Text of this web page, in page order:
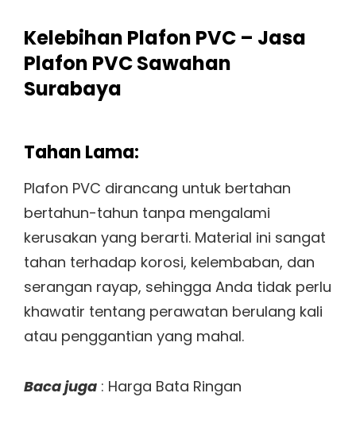
Kelebihan Plafon PVC – Jasa
Plafon PVC Sawahan
Surabaya
Tahan Lama:
Plafon PVC dirancang untuk bertahan
bertahun-tahun tanpa mengalami
kerusakan yang berarti. Material ini sangat
tahan terhadap korosi, kelembaban, dan
serangan rayap, sehingga Anda tidak perlu
khawatir tentang perawatan berulang kali
atau penggantian yang mahal.
Baca juga : Harga Bata Ringan